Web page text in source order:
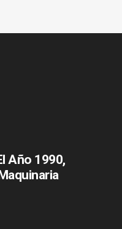
Año 1990,